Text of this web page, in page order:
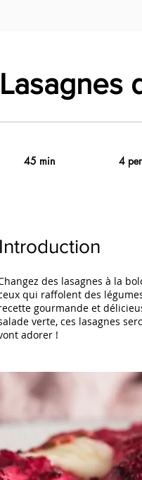
Lasagnes
45 min 4
Introduction
des lasagnes à la
qui raffolent des
gourmande et
verte, ces lasagnes
adorer !